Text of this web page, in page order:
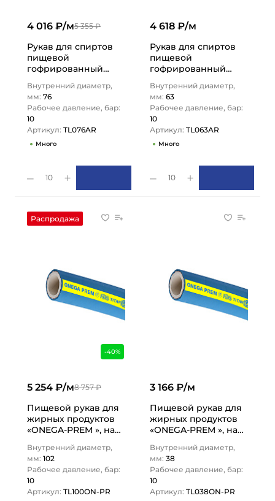
5 355 ₽
4 016 ₽/м
Рукав для спиртов
пищевой
гофрированный
вн. диам. 76 мм, -40C,
UHMWPE,…
Внутренний диаметр,
мм: 76
Рабочее давление, бар:
10
Артикул: TL076AR
Много
10
4 618 ₽/м
Рукав для спиртов
пищевой
гофрированный
вн. диам. 63 мм, -40C,
UHMWPE,…
Внутренний диаметр,
мм: 63
Рабочее давление, бар:
10
Артикул: TL063AR
Много
10
Распродажа
-40%
8 757 ₽
5 254 ₽/м
Пищевой рукав для
жирных продуктов
«ONEGA-PREM », нап/
102мм, 10bar, NBR,…
Внутренний диаметр,
мм: 102
Рабочее давление, бар:
10
Артикул: TL100ON-PR
3 166 ₽/м
Пищевой рукав для
жирных продуктов
«ONEGA-PREM », нап/
10bar, NBR, TL038ON-
PR…
Внутренний диаметр,
мм: 38
Рабочее давление, бар:
10
Артикул: TL038ON-PR